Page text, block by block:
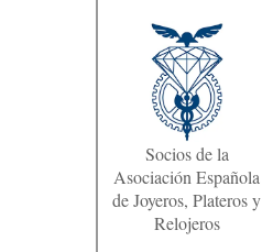
Socios de la
Asociación Española
de Joyeros, Plateros y
Relojeros